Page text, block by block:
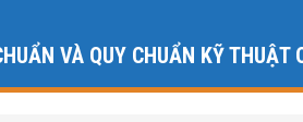
VÀ QUY CHUẨN KỸ THUẬT